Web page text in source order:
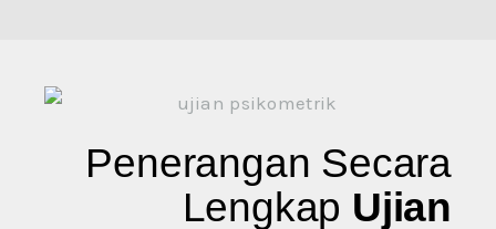
Penerangan Secara
Lengkap Ujian